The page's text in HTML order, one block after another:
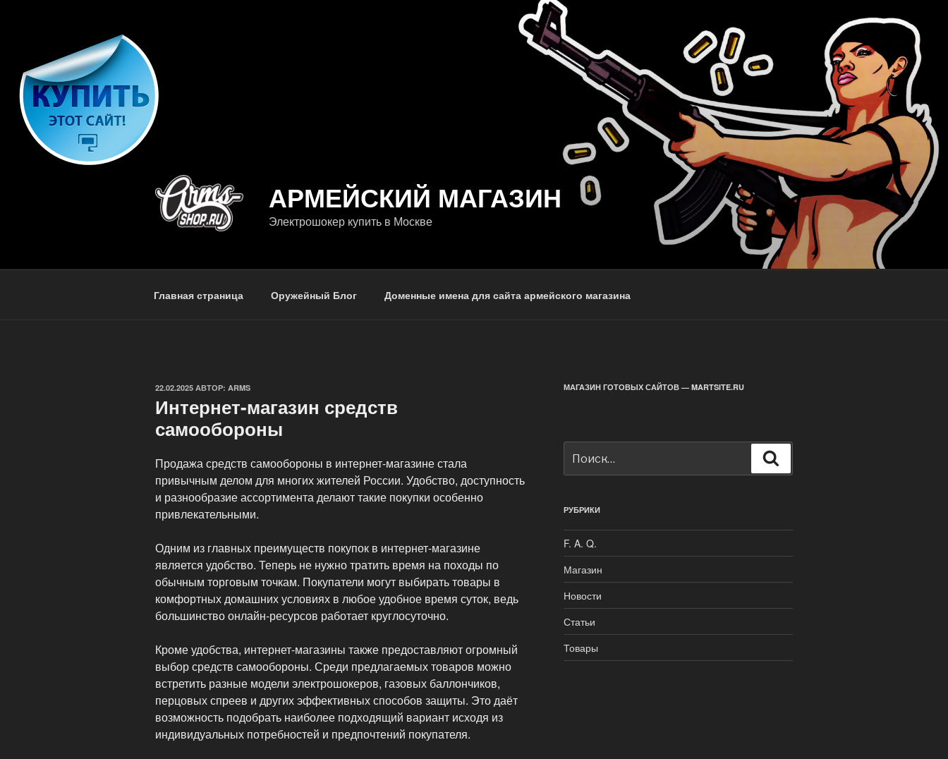
АРМЕЙСКИЙ МАГАЗИН
Электрошокер купить в Москве
Главная страница Оружейный Блог Доменные имена для сайта армейского магазина
ОПУБЛИКОВАНО
22.02.2025 АВТОР: ARMS
Интернет-магазин средств
самообороны
Продажа средств самообороны в интернет-магазине стала
привычным делом для многих жителей России. Удобство, доступность
и разнообразие ассортимента делают такие покупки особенно
привлекательными.
Одним из главных преимуществ покупок в интернет-магазине
является удобство. Теперь не нужно тратить время на походы по
обычным торговым точкам. Покупатели могут выбирать товары в
комфортных домашних условиях в любое удобное время суток, ведь
большинство онлайн-ресурсов работает круглосуточно.
Кроме удобства, интернет-магазины также предоставляют огромный
выбор средств самообороны. Среди предлагаемых товаров можно
встретить разные модели электрошокеров, газовых баллончиков,
перцовых спреев и других эффективных способов защиты. Это даёт
возможность подобрать наиболее подходящий вариант исходя из
индивидуальных потребностей и предпочтений покупателя.
МАГАЗИН ГОТОВЫХ САЙТОВ — MARTSITE.RU
РУБРИКИ
F. A. Q.
Магазин
Новости
Статьи
Товары